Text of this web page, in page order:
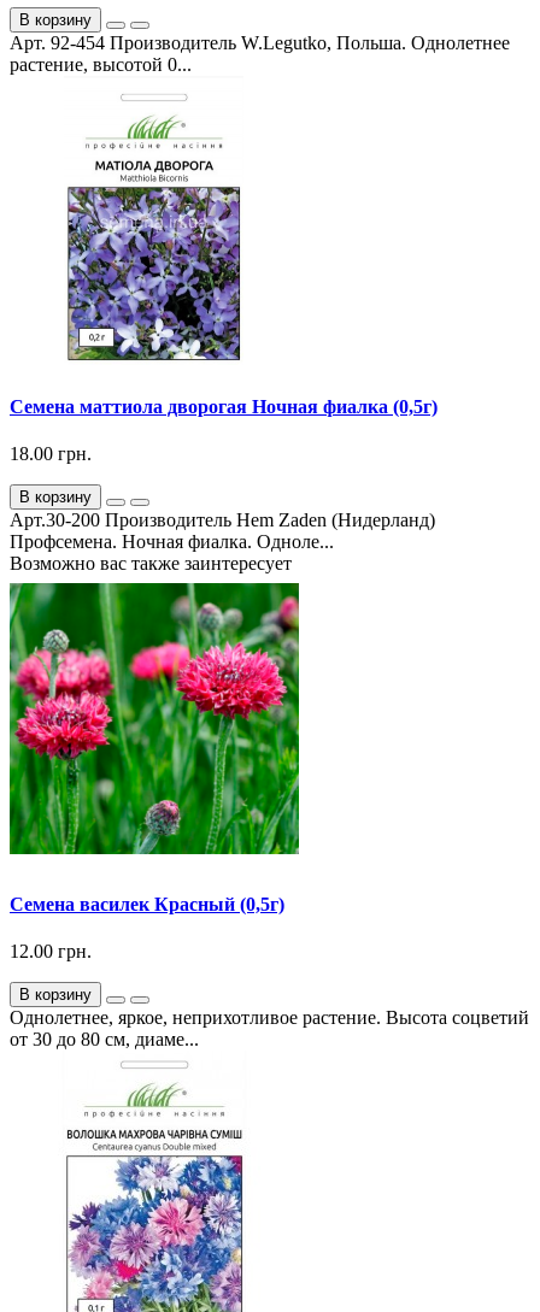
В корзину
Арт. 92-454 Производитель W.Legutko, Польша. Однолетнее
растение, высотой 0...
Семена маттиола дворогая Ночная фиалка (0,5г)
18.00 грн.
В корзину
Арт.30-200 Производитель Hem Zaden (Нидерланд)
Профсемена. Ночная фиалка. Одноле...
Возможно вас также заинтересует
Семена василек Красный (0,5г)
12.00 грн.
В корзину
Однолетнее, яркое, неприхотливое растение. Высота соцветий
от 30 до 80 см, диаме...